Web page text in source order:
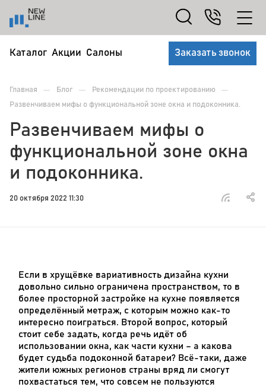
Каталог Акции Салоны Заказать звонок
Главная — Блог — Рекомендации по проектированию —
Развенчиваем мифы о функциональной зоне окна и подоконника.
Развенчиваем мифы о
функциональной зоне окна
и подоконника.
20 октября 2022 11:30
Если в хрущёвке вариативность дизайна кухни
довольно сильно ограничена пространством, то в
более просторной застройке на кухне появляется
определённый метраж, с которым можно как-то
интересно поиграться. Второй вопрос, который
стоит себе задать, когда речь идёт об
использовании окна, как части кухни – а какова
будет судьба подоконной батареи? Всё-таки, даже
жители южных регионов страны вряд ли смогут
похвастаться тем, что совсем не пользуются